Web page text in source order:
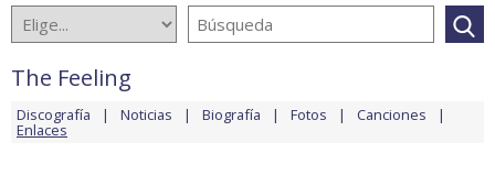
The Feeling
Discografía Noticias Biografía Fotos Canciones
Enlaces